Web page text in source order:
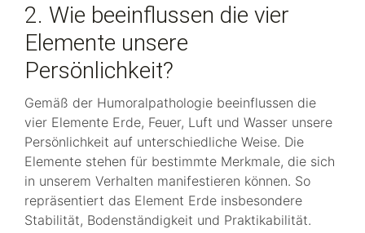
2. Wie beeinflussen die vier
Elemente unsere
Persönlichkeit?
Gemäß der Humoralpathologie beeinflussen die
vier Elemente Erde, Feuer, Luft und Wasser unsere
Persönlichkeit auf unterschiedliche Weise. Die
Elemente stehen für bestimmte Merkmale, die sich
in unserem Verhalten manifestieren können. So
repräsentiert das Element Erde insbesondere
Stabilität, Bodenständigkeit und Praktikabilität.